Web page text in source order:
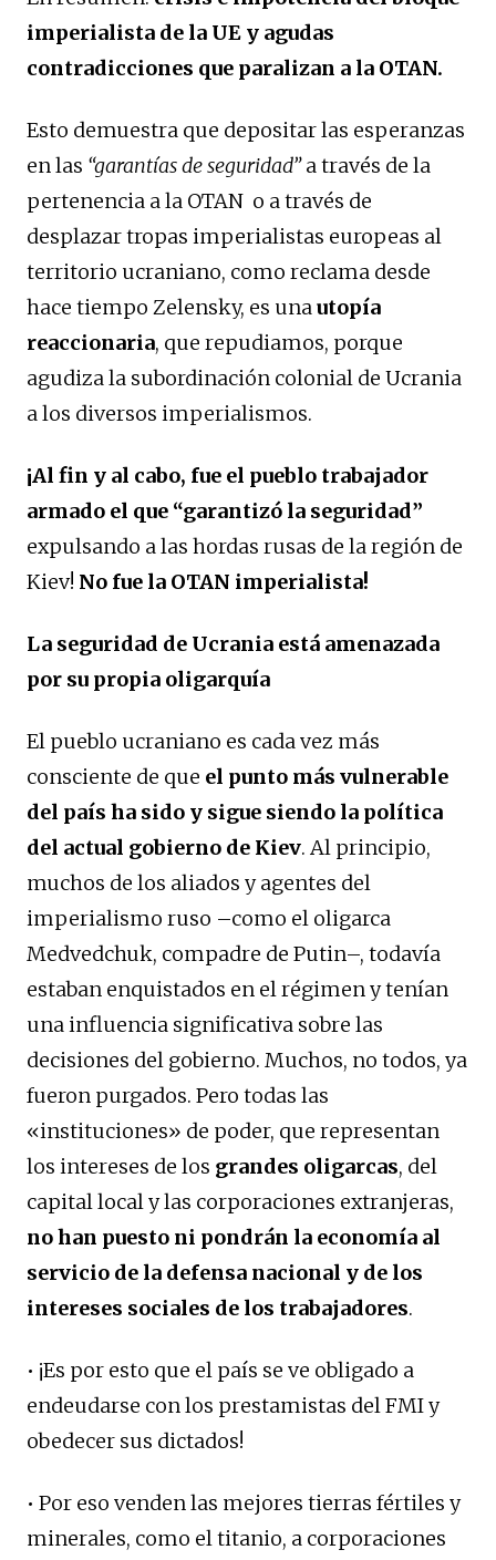
imperialista de la UE y agudas
contradicciones que paralizan a la OTAN.
Esto demuestra que depositar las esperanzas
en las “garantías de seguridad”a través de la
pertenencia a la OTAN o a través de
desplazar tropas imperialistas europeas al
territorio ucraniano, como reclama desde
hace tiempo Zelensky, es unautopía
reaccionaria, que repudiamos, porque
agudiza la subordinación colonial de Ucrania
a los diversos imperialismos.
¡Al fin y al cabo, fue el pueblo trabajador
armado el que “garantizó la seguridad”
expulsando a las hordas rusas de la región de
Kiev! No fue la OTAN imperialista!
La seguridad de Ucrania está amenazada
por su propia oligarquía
El pueblo ucraniano es cada vez más
consciente de que el punto más vulnerable
del país ha sido y sigue siendo la política
del actual gobierno de Kiev. Al principio,
muchos de los aliados y agentes del
imperialismo ruso –como el oligarca
Medvedchuk, compadre de Putin–, todavía
estaban enquistados en el régimen y tenían
una influencia significativa sobre las
decisiones del gobierno. Muchos, no todos, ya
fueron purgados. Pero todas las
«instituciones» de poder, que representan
los intereses de los grandes oligarcas, del
capital local y las corporaciones extranjeras,
no han puesto ni pondrán la economía al
servicio de la defensa nacional y de los
intereses sociales de los trabajadores.
• ¡Es por esto que el país se ve obligado a
endeudarse con los prestamistas del FMI y
obedecer sus dictados!
• Por eso venden las mejores tierras fértiles y
minerales, como el titanio, a corporaciones